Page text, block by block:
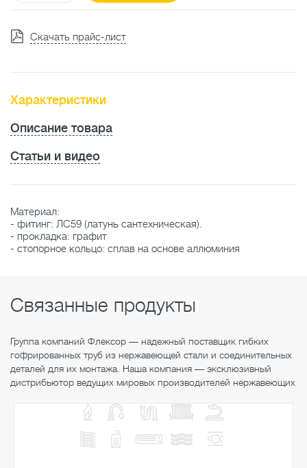
Скачать прайс-лист
Характеристики
Описание товара
Статьи и видео
Материал:
- фитинг: ЛС59 (латунь сантехническая).
- прокладка: графит
- стопорное кольцо: сплав на основе аллюминия
Связанные продукты
Группа компаний Флексор — надежный поставщик гибких
гофрированных труб из нержавеющей стали и соединительных
деталей для их монтажа. Наша компания — эксклюзивный
дистрибьютор ведущих мировых производителей нержавеющих